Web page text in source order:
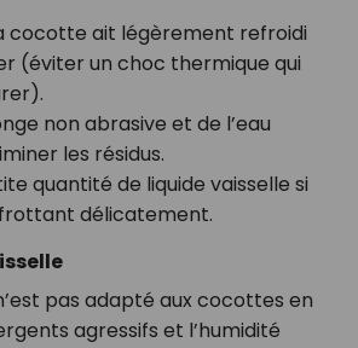
cocotte ait légèrement refroidi
(éviter un choc thermique qui
non abrasive et de l’eau
les résidus.
quantité de liquide vaisselle si
délicatement.
pas adapté aux cocottes en
agressifs et l’humidité